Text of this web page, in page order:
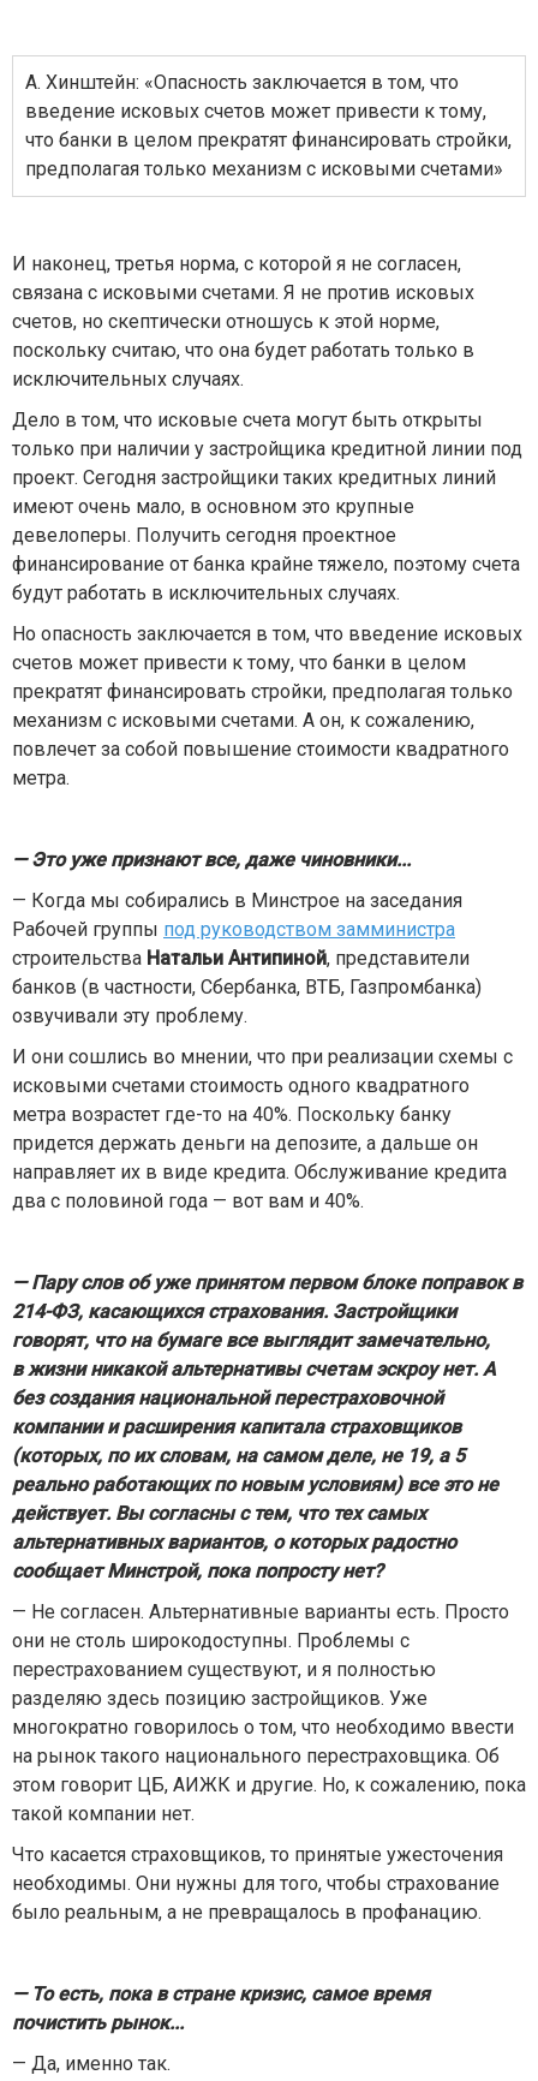
А. Хинштейн: «Опасность заключается в том, что
введение исковых счетов может привести к тому,
что банки в целом прекратят финансировать стройки,
предполагая только механизм с исковыми счетами»
И наконец, третья норма, с которой я не согласен,
связана с исковыми счетами. Я не против исковых
счетов, но скептически отношусь к этой норме,
поскольку считаю, что она будет работать только в
исключительных случаях.
Дело в том, что исковые счета могут быть открыты
только при наличии у застройщика кредитной линии под
проект. Сегодня застройщики таких кредитных линий
имеют очень мало, в основном это крупные
девелоперы. Получить сегодня проектное
финансирование от банка крайне тяжело, поэтому счета
будут работать в исключительных случаях.
Но опасность заключается в том, что введение исковых
счетов может привести к тому, что банки в целом
прекратят финансировать стройки, предполагая только
механизм с исковыми счетами. А он, к сожалению,
повлечет за собой повышение стоимости квадратного
метра.
— Это уже признают все, даже чиновники...
— Когда мы собирались в Минстрое на заседания
Рабочей группы под руководством замминистра
строительства Натальи Антипиной, представители
банков (в частности, Сбербанка, ВТБ, Газпромбанка)
озвучивали эту проблему.
И они сошлись во мнении, что при реализации схемы с
исковыми счетами стоимость одного квадратного
метра возрастет где-то на 40%. Поскольку банку
придется держать деньги на депозите, а дальше он
направляет их в виде кредита. Обслуживание кредита
два с половиной года — вот вам и 40%.
— Пару слов об уже принятом первом блоке поправок в
214-ФЗ, касающихся страхования. Застройщики
говорят, что на бумаге все выглядит замечательно,
в жизни никакой альтернативы счетам эскроу нет. А
без создания национальной перестраховочной
компании и расширения капитала страховщиков
(которых, по их словам, на самом деле, не 19, а 5
реально работающих по новым условиям) все это не
действует. Вы согласны с тем, что тех самых
альтернативных вариантов, о которых радостно
сообщает Минстрой, пока попросту нет?
— Не согласен. Альтернативные варианты есть. Просто
они не столь широкодоступны. Проблемы с
перестрахованием существуют, и я полностью
разделяю здесь позицию застройщиков. Уже
многократно говорилось о том, что необходимо ввести
на рынок такого национального перестраховщика. Об
этом говорит ЦБ, АИЖК и другие. Но, к сожалению, пока
такой компании нет.
Что касается страховщиков, то принятые ужесточения
необходимы. Они нужны для того, чтобы страхование
было реальным, а не превращалось в профанацию.
— То есть, пока в стране кризис, самое время
почистить рынок...
— Да, именно так.